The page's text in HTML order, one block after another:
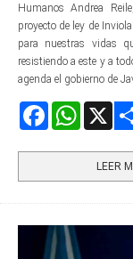
Humanos Andrea
proyecto de ley de
para nuestras vidas
resistiendo a este y a
agenda el gobierno de
FacebookWhatsApp
LEER